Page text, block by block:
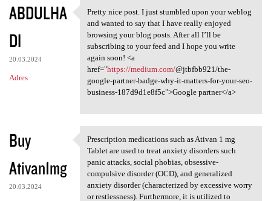
ABDULHA
DI
20.03.2024
Adres
Pretty nice post. I just
Pretty nice post. I just stumbled upon your weblog
and wanted to say that I have really enjoyed
browsing your blog posts. After all I’ll be
subscribing to your feed and I hope you write
again soon! <a
href="https://medium.com/@jtbfbb921/the-
google-partner-badge-why-it-matters-for-your-seo-
business-187d9d1e8f5c">Google partner</a>
Buy
Ativan1mg
20.03.2024
Prescription medications such
Prescription medications such as Ativan 1 mg
Tablet are used to treat anxiety disorders such
panic attacks, social phobias, obsessive-
compulsive disorder (OCD), and generalized
anxiety disorder (characterized by excessive worry
or restlessness). Furthermore, it is utilized to